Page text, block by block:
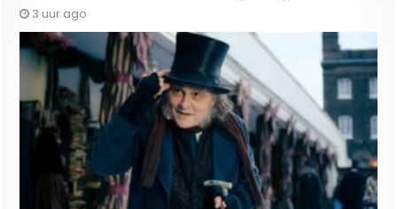
3 uur ago